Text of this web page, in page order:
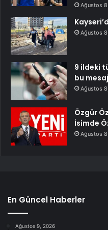
Ağustos
Ağustos
9 ildeki
bu
Ağustos
Özgür
İsimde
Ağustos
En Güncel Haberler
Ağustos 9, 2026